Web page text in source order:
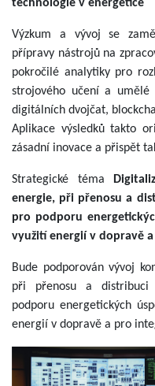
technologie v energetice
Výzkum a vývoj se
přípravy nástrojů na
pokročilé analytiky pro
strojového učení a umělé
digitálních dvojčat,
Aplikace výsledků takto
zásadní inovace a přispět
Strategické téma
energie, při přenosu a
pro podporu
využití energií v dopravě
Bude podporován vývoj
při přenosu a distribuci
podporu energetických
energií v dopravě a pro